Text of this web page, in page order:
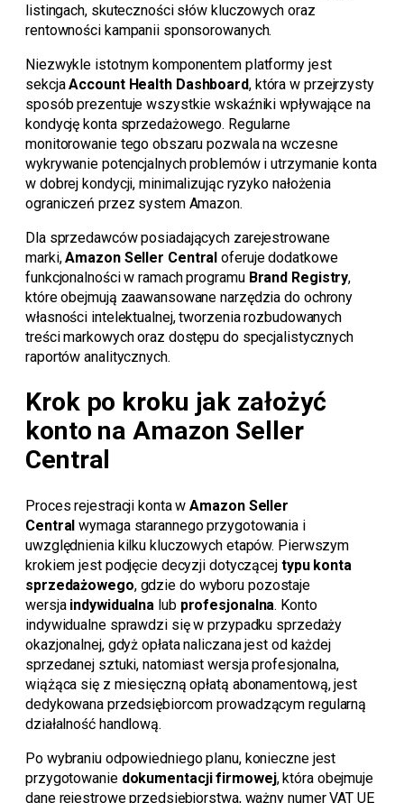
listingach, skuteczności słów kluczowych oraz
rentowności kampanii sponsorowanych.
Niezwykle istotnym komponentem platformy jest
sekcjaAccount Health Dashboard, która w przejrzysty
sposób prezentuje wszystkie wskaźniki wpływające na
kondycję konta sprzedażowego. Regularne
monitorowanie tego obszaru pozwala na wczesne
wykrywanie potencjalnych problemów i utrzymanie konta
w dobrej kondycji, minimalizując ryzyko nałożenia
ograniczeń przez system Amazon.
Dla sprzedawców posiadających zarejestrowane
marki,Amazon Seller Central oferuje dodatkowe
funkcjonalności w ramach programu Brand Registry,
które obejmują zaawansowane narzędzia do ochrony
własności intelektualnej, tworzenia rozbudowanych
treści markowych oraz dostępu do specjalistycznych
raportów analitycznych.
Krok po kroku jak założyć
konto na Amazon Seller
Central
Proces rejestracji konta wAmazon Seller
Central wymaga starannego przygotowania i
uwzględnienia kilku kluczowych etapów. Pierwszym
krokiem jest podjęcie decyzji dotyczącej typu konta
sprzedażowego, gdzie do wyboru pozostaje
wersja indywidualna lub profesjonalna. Konto
indywidualne sprawdzi się w przypadku sprzedaży
okazjonalnej, gdyż opłata naliczana jest od każdej
sprzedanej sztuki, natomiast wersja profesjonalna,
wiążąca się z miesięczną opłatą abonamentową, jest
dedykowana przedsiębiorcom prowadzącym regularną
działalność handlową.
Po wybraniu odpowiedniego planu, konieczne jest
przygotowanie dokumentacji firmowej, która obejmuje
dane rejestrowe przedsiębiorstwa, ważny numer VAT UE